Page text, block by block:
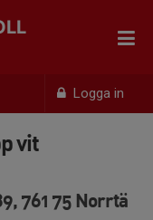
Logga in
vit
761 75 Norrtä